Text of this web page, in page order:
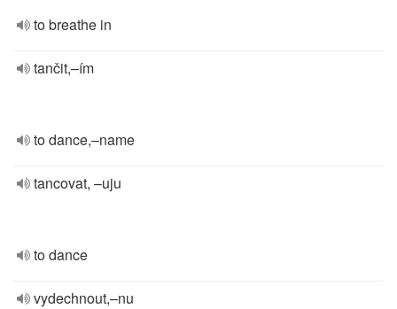
to breathe in
tančit,–ím
to dance,–name
tancovat, –uju
to dance
vydechnout,–nu